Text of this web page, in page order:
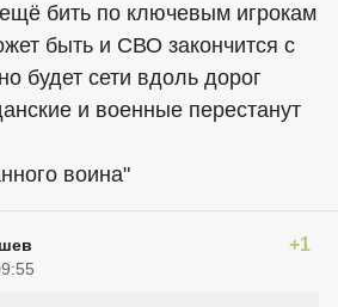
бить по ключевым игрокам
быть и СВО закончится с
будет сети вдоль дорог
и военные перестанут
воина"
+1